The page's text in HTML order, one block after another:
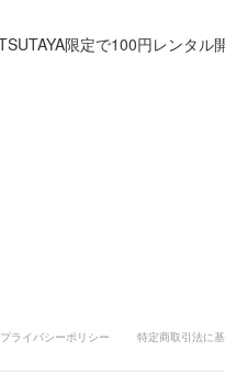
限定で100円レンタル
プライバシーポリシー 特定商取引法に